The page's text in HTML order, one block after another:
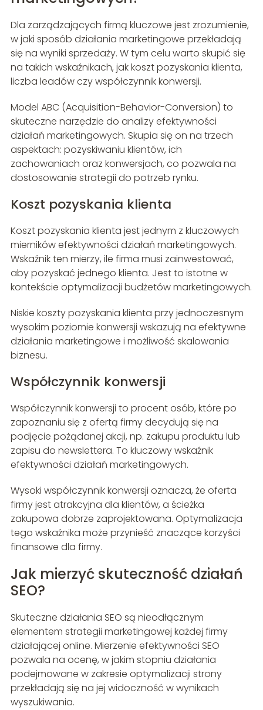
Dla zarządzających firmą kluczowe jest zrozumienie,
w jaki sposób działania marketingowe przekładają
się na wyniki sprzedaży. W tym celu warto skupić się
na takich wskaźnikach, jak koszt pozyskania klienta,
liczba leadów czy współczynnik konwersji.
Model ABC (Acquisition-Behavior-Conversion) to
skuteczne narzędzie do analizy efektywności
działań marketingowych. Skupia się on na trzech
aspektach: pozyskiwaniu klientów, ich
zachowaniach oraz konwersjach, co pozwala na
dostosowanie strategii do potrzeb rynku.
Koszt pozyskania klienta
Koszt pozyskania klienta jest jednym z kluczowych
mierników efektywności działań marketingowych.
Wskaźnik ten mierzy, ile firma musi zainwestować,
aby pozyskać jednego klienta. Jest to istotne w
kontekście optymalizacji budżetów marketingowych.
Niskie koszty pozyskania klienta przy jednoczesnym
wysokim poziomie konwersji wskazują na efektywne
działania marketingowe i możliwość skalowania
biznesu.
Współczynnik konwersji
Współczynnik konwersji to procent osób, które po
zapoznaniu się z ofertą firmy decydują się na
podjęcie pożądanej akcji, np. zakupu produktu lub
zapisu do newslettera. To kluczowy wskaźnik
efektywności działań marketingowych.
Wysoki współczynnik konwersji oznacza, że oferta
firmy jest atrakcyjna dla klientów, a ścieżka
zakupowa dobrze zaprojektowana. Optymalizacja
tego wskaźnika może przynieść znaczące korzyści
finansowe dla firmy.
Jak mierzyć skuteczność działań
SEO?
Skuteczne działania SEO są nieodłącznym
elementem strategii marketingowej każdej firmy
działającej online. Mierzenie efektywności SEO
pozwala na ocenę, w jakim stopniu działania
podejmowane w zakresie optymalizacji strony
przekładają się na jej widoczność w wynikach
wyszukiwania.